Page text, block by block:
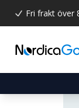
Fri frakt över